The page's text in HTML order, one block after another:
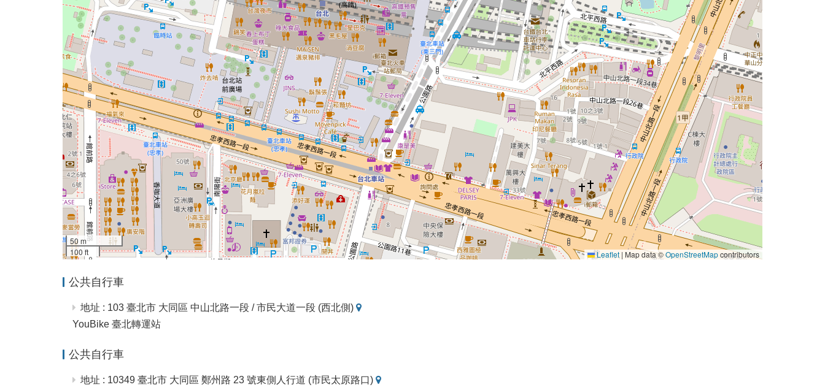
50 m
100 ft
Leaflet | Map data ©OpenStreetMapcontributors
公共自行車
地址 : 103 臺北市 大同區 中山北路一段 / 市民大道一段 (西北側)
YouBike 臺北轉運站
公共自行車
地址 : 10349 臺北市 大同區 鄭州路 23 號東側人行道 (市民太原路口)